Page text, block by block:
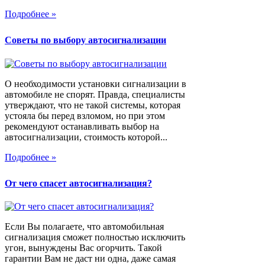
Подробнее »
Советы по выбору автосигнализации
О необходимости установки сигнализации в
автомобиле не спорят. Правда, специалисты
утверждают, что не такой системы, которая
устояла бы перед взломом, но при этом
рекомендуют останавливать выбор на
автосигнализации, стоимость которой...
Подробнее »
От чего спасет автосигнализация?
Если Вы полагаете, что автомобильная
сигнализация сможет полностью исключить
угон, вынуждены Вас огорчить. Такой
гарантии Вам не даст ни одна, даже самая